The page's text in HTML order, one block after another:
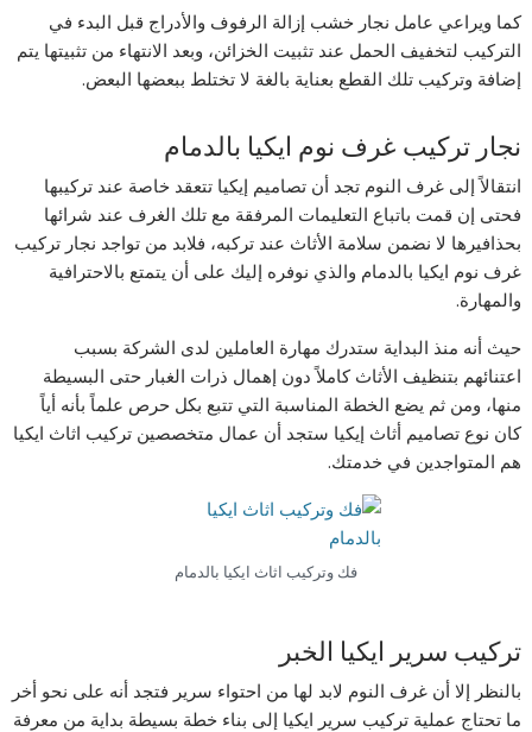
كما ويراعي عامل نجار خشب إزالة الرفوف والأدراج قبل البدء في
التركيب لتخفيف الحمل عند تثبيت الخزائن، وبعد الانتهاء من تثبيتها يتم
إضافة وتركيب تلك القطع بعناية بالغة لا تختلط ببعضها البعض.
نجار تركيب غرف نوم ايكيا بالدمام
انتقالاً إلى غرف النوم تجد أن تصاميم إيكيا تتعقد خاصة عند تركيبها
فحتى إن قمت باتباع التعليمات المرفقة مع تلك الغرف عند شرائها
بحذافيرها لا نضمن سلامة الأثاث عند تركبه، فلابد من تواجد نجار تركيب
غرف نوم ايكيا بالدمام والذي نوفره إليك على أن يتمتع بالاحترافية
والمهارة.
حيث أنه منذ البداية ستدرك مهارة العاملين لدى الشركة بسبب
اعتنائهم بتنظيف الأثاث كاملاً دون إهمال ذرات الغبار حتى البسيطة
منها، ومن ثم يضع الخطة المناسبة التي تتبع بكل حرص علماً بأنه أياً
كان نوع تصاميم أثاث إيكيا ستجد أن عمال متخصصين تركيب اثاث ايكيا
هم المتواجدين في خدمتك.
فك وتركيب اثاث ايكيا بالدمام
تركيب سرير ايكيا الخبر
بالنظر إلا أن غرف النوم لابد لها من احتواء سرير فتجد أنه على نحو أخر
ما تحتاج عملية تركيب سرير ايكيا إلى بناء خطة بسيطة بداية من معرفة